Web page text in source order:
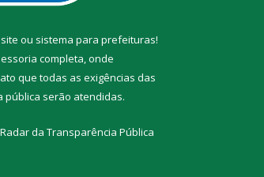
ou sistema para prefeituras!
completa, onde
que todas as exigências das
pública serão atendidas.
Radar da Transparência Pública